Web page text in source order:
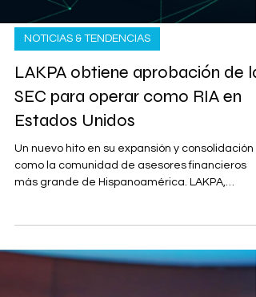
NOTICIAS & TENDENCIAS
LAKPA obtiene aprobación de la